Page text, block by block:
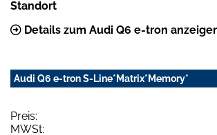
Standort
Details zum Audi Q6 e-tron
Audi Q6 e-tron S-Line*Matrix*Memory*
Preis:
MWSt: